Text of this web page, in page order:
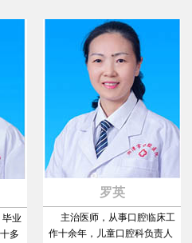
罗英
主治医师，从事口腔临床工
作十余年，儿童口腔科负责人